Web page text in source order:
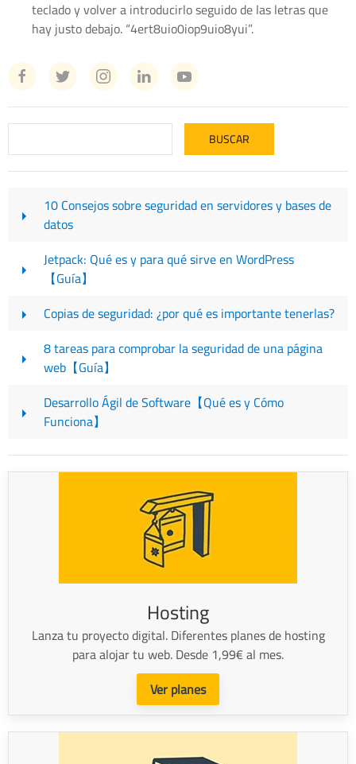
teclado y volver a introducirlo seguido de las letras que
hay justo debajo. “4ert8uio0iop9uio8yui”.
10 Consejos sobre seguridad en servidores y bases de
datos
Jetpack: Qué es y para qué sirve en WordPress
【Guía】
Copias de seguridad: ¿por qué es importante tenerlas?
8 tareas para comprobar la seguridad de una página
web【Guía】
Desarrollo Ágil de Software【Qué es y Cómo
Funciona】
Hosting
Lanza tu proyecto digital. Diferentes planes de hosting
para alojar tu web. Desde 1,99€ al mes.
Ver planes